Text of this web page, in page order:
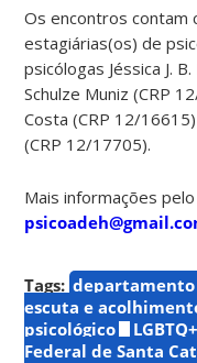
Os encontros contam
estagiárias(os) de
psicólogas Jéssica J.
Schulze Muniz (CRP
Costa (CRP 12/
(CRP 12/17705).
Mais informações
Tags: departamento
escuta e
psicológico
LGBTQ+
Federal de Santa